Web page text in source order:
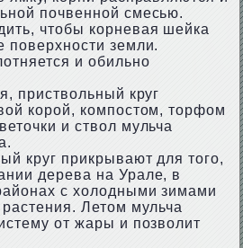
почвенной смесью.
чтобы корневая шейка
поверхности земли.
и обильно
приствольный круг
корой, компостом, торфом
и ствол мульча
круг прикрывают для того,
дерева на Урале, в
с холодными зимами
Летом мульча
от жары и позволит